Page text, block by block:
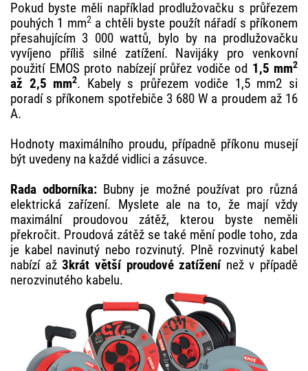
Pokud byste měli například prodlužovačku s průřezem
pouhých 1 mm2a chtěli byste použít nářadí s příkonem
přesahujícím 3 000 wattů, bylo by na prodlužovačku
vyvíjeno příliš silné zatížení. Navijáky pro venkovní
použití EMOS proto nabízejí průřez vodiče od 1,5 mm2
až 2,5 mm2. Kabely s průřezem vodiče 1,5 mm2 si
poradí s příkonem spotřebiče 3 680 W a proudem až 16
A.
Hodnoty maximálního proudu, případně příkonu musejí
být uvedeny na každé vidlici a zásuvce.
Rada odborníka: Bubny je možné používat pro různá
elektrická zařízení. Myslete ale na to, že mají vždy
maximální proudovou zátěž, kterou byste neměli
překročit. Proudová zátěž se také mění podle toho, zda
je kabel navinutý nebo rozvinutý. Plně rozvinutý kabel
nabízí až3krát větší proudové zatíženínež v případě
nerozvinutého kabelu.